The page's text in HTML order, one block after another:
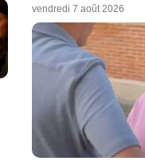
vendredi 7 août 2026